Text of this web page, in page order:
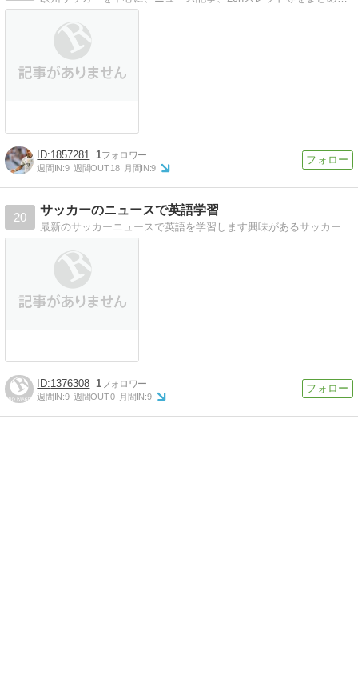
1857281 1
週間IN:9 週間OUT:18 月間IN:9
20
サッカーのニュースで英語学習
1376308 1
週間IN:9 週間OUT:0 月間IN:9